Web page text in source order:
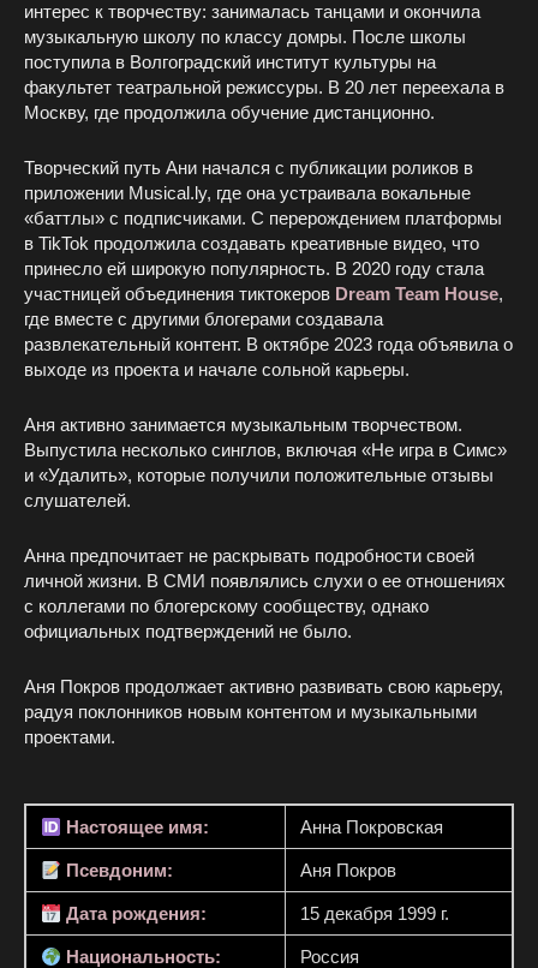
интерес к творчеству: занималась танцами и окончила
музыкальную школу по классу домры. После школы
поступила в Волгоградский институт культуры на
факультет театральной режиссуры. В 20 лет переехала в
Москву, где продолжила обучение дистанционно.
Творческий путь Ани начался с публикации роликов в
приложении Musical.ly, где она устраивала вокальные
«баттлы» с подписчиками. С перерождением платформы
в TikTok продолжила создавать креативные видео, что
принесло ей широкую популярность. В 2020 году стала
участницей объединения тиктокеров Dream Team House,
где вместе с другими блогерами создавала
развлекательный контент. В октябре 2023 года объявила о
выходе из проекта и начале сольной карьеры.
Аня активно занимается музыкальным творчеством.
Выпустила несколько синглов, включая «Не игра в Симс»
и «Удалить», которые получили положительные отзывы
слушателей.
Анна предпочитает не раскрывать подробности своей
личной жизни. В СМИ появлялись слухи о ее отношениях
с коллегами по блогерскому сообществу, однако
официальных подтверждений не было.
Аня Покров продолжает активно развивать свою карьеру,
радуя поклонников новым контентом и музыкальными
проектами.
Настоящее имя: Анна Покровская
Псевдоним: Аня Покров
Дата рождения: 15 декабря 1999 г.
Национальность: Россия